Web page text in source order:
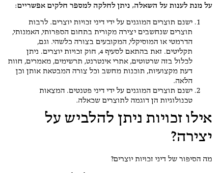
על מנת לענות על השאלה, ניתן לחלקה למספר חלקים אפשריים:
ישנם תוצרים המוגנים על ידי דיני זכויות יוצרים. לרבות
תוצרים שנחשבים יצירה מקורית בתחום הספרותי, האמנותי,
הדרמטי או המוסיקלי, המקובעים בצורה כלשהי. וגם,
תקליטים. זאת בהתאם לסעיף 4, חוק זכויות יוצרים. ניתן
לכלול בזה שרטוטים, אתרי אינטרנט, תרשימים, מאמרים, חוות
דעת מקצועיות, תוכנות מחשב וכל צורה המבטאת אותן וכן
הלאה.
ישנם תוצרים המוגנים על ידי דיני פטנטים. המצאות
טכנולוגיות הן דוגמה לתוצרים שכאלה.
אילו זכויות ניתן להלביש על
יצירה?
מה הסיפור של דיני זכויות יוצרים?